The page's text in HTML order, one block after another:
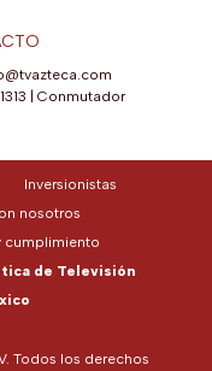
Conmutador
Todos los derechos
Inversionistas
nosotros
cumplimiento
de Televisión